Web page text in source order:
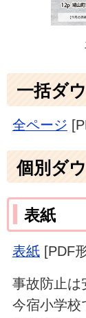
一括ダ
全ページ
個別ダ
表紙
表紙[PDF
事故防止は
今宿小学校